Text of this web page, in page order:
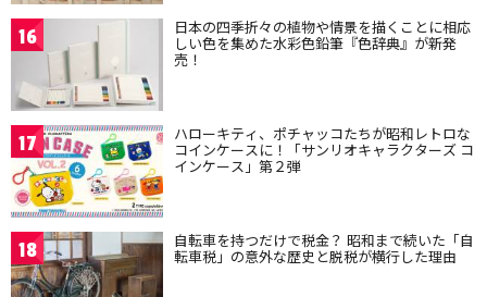
16 日本の四季折々の植物や情景を描くことに相応
しい色を集めた水彩色鉛筆『色辞典』が新発
売！
17 ハローキティ、ポチャッコたちが昭和レトロな
コインケースに！「サンリオキャラクターズ コ
インケース」第２弾
18 自転車を持つだけで税金？ 昭和まで続いた「自
転車税」の意外な歴史と脱税が横行した理由